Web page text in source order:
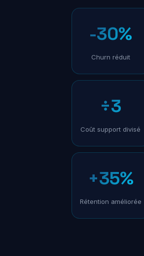
-30%
Churn réduit
÷3
Coût support divisé
+35%
Rétention améliorée